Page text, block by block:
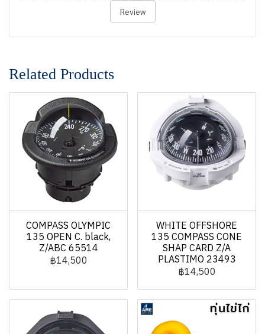
Review
Related Products
COMPASS OLYMPIC
135 OPEN C. black,
Z/ABC 65514
฿14,500
WHITE OFFSHORE
135 COMPASS CONE
SHAP CARD Z/A
PLASTIMO 23493
฿14,500